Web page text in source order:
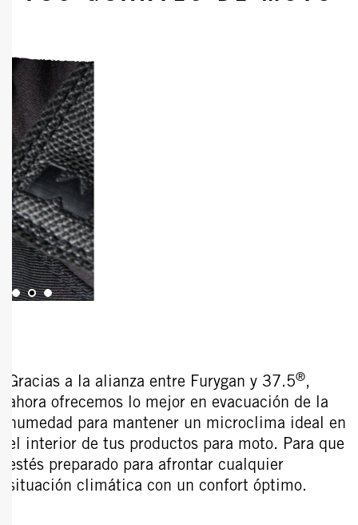
Gracias a la alianza entre Furygan y 37.5®,
ahora ofrecemos lo mejor en evacuación de la
humedad para mantener un microclima ideal en
el interior de tus productos para moto. Para que
estés preparado para afrontar cualquier
situación climática con un confort óptimo.